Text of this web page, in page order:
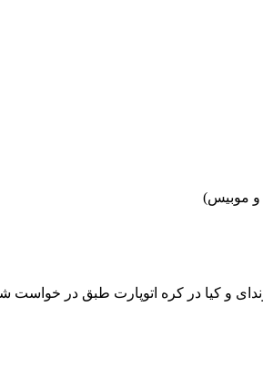
موبیس)
و کیا در کره اتوپارت طبق در